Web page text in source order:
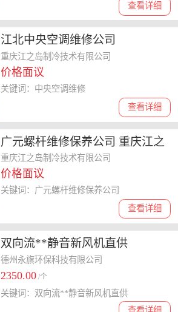
查看详细
江北中央空调维修公司
重庆江之岛制冷技术有限公司
价格面议
查看详细
关键词：中央空调维修
广元螺杆维修保养公司 重庆江之
岛 服务周到
重庆江之岛制冷技术有限公司
价格面议
查看详细
关键词：广元螺杆维修保养公司
双向流**静音新风机直供
德州永旗环保科技有限公司
2350.00 /个
查看详细
关键词：双向流**静音新风机直供